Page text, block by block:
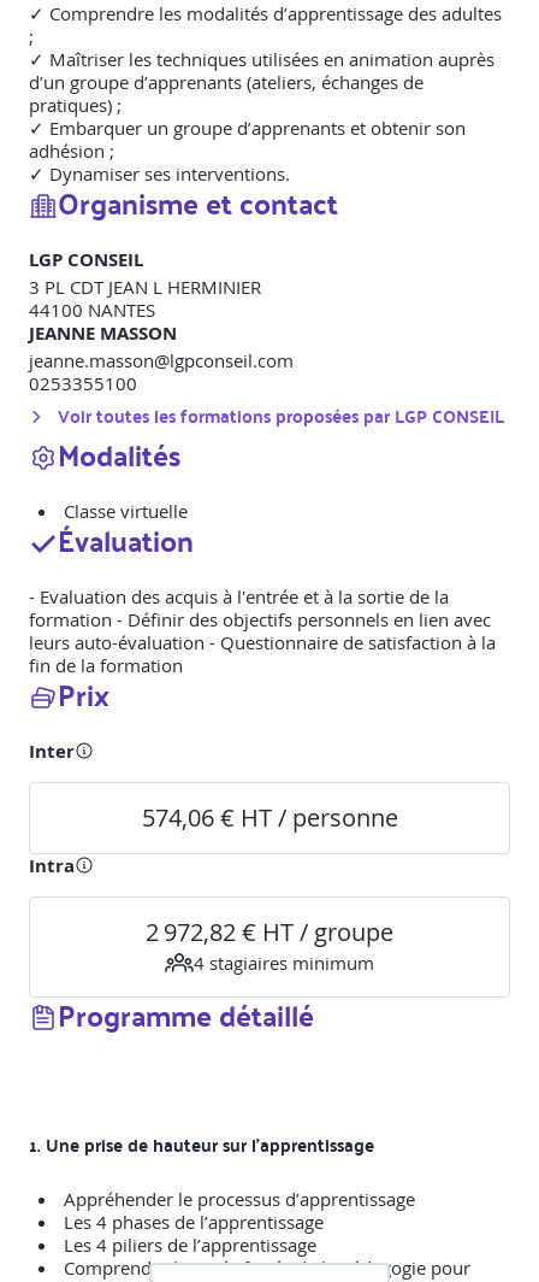
✓ Comprendre les modalités d’apprentissage des adultes
;
✓ Maîtriser les techniques utilisées en animation auprès
d’un groupe d’apprenants (ateliers, échanges de
pratiques) ;
✓ Embarquer un groupe d’apprenants et obtenir son
adhésion ;
✓ Dynamiser ses interventions.
Organisme et contact
LGP CONSEIL
3 PL CDT JEAN L HERMINIER
44100 NANTES
JEANNE MASSON
jeanne.masson@lgpconseil.com
0253355100
Voir toutes les formations proposées parLGP CONSEIL
Modalités
Classe virtuelle
Évaluation
- Evaluation des acquis à l'entrée et à la sortie de la
formation - Définir des objectifs personnels en lien avec
leurs auto-évaluation - Questionnaire de satisfaction à la
fin de la formation
Prix
Inter
574,06 € HT / personne
Intra
2 972,82 € HT / groupe
4 stagiaires minimum
Programme détaillé
1. Une prise de hauteur sur l’apprentissage
Appréhender le processus d’apprentissage
Les 4 phases de l’apprentissage
Les 4 piliers de l’apprentissage
Comprendre les spécificités de la pédagogie pour